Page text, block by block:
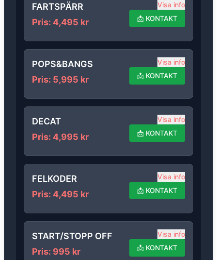
FARTSPÄRR
Pris: 4,495 kr
Visa info
📩 KONTAKT
POPS&BANGS
Pris: 5,995 kr
Visa info
📩 KONTAKT
DECAT
Pris: 4,995 kr
Visa info
📩 KONTAKT
FELKODER
Pris: 4,495 kr
Visa info
📩 KONTAKT
START/STOPP OFF
Pris: 995 kr
Visa info
📩 KONTAKT